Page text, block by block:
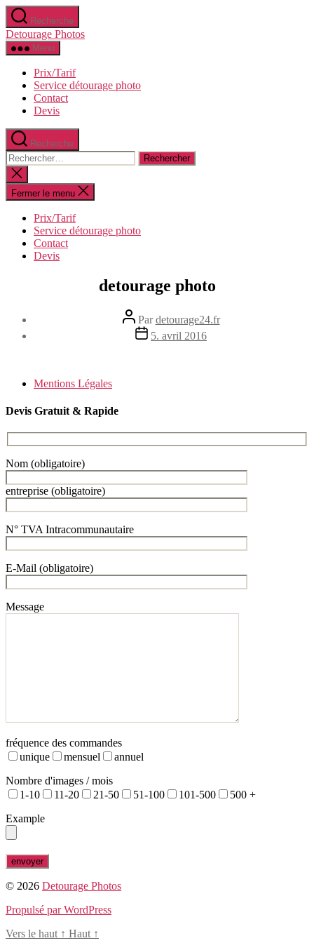
Aller
au
contenu
Recherche
Detourage Photos
Menu
Prix/Tarif
Service détourage photo
Contact
Devis
Recherche
Rechercher :
Fermer
la
recherche
Fermer le menu
Prix/Tarif
Service détourage photo
Contact
Devis
detourage photo
Auteur
de
l’article
Pardetourage24.fr
Date5. avril 2016
Mentions Légales
Devis Gratuit & Rapide
Nom (obligatoire)
entreprise (obligatoire)
N° TVA Intracommunautaire
E-Mail (obligatoire)
Message
fréquence des commandes
unique
mensuel
annuel
Nombre d'images / mois
1-10
11-20 21-50 51-100 101-500
500 +
Example
© 2026 Detourage Photos
Propulsé par WordPress
Vers le haut ↑ Haut ↑